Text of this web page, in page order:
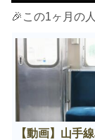
🎉この1ヶ月の
【動画】山手